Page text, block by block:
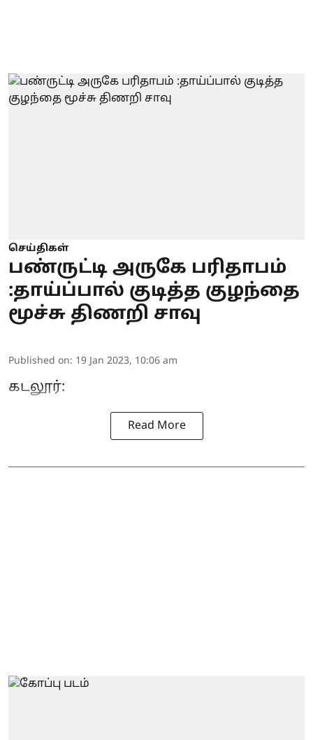
செய்திகள்
பண்ருட்டி அருகே பரிதாபம்
:தாய்ப்பால் குடித்த குழந்தை
மூச்சு திணறி சாவு
Published on: 19 Jan 2023, 10:06 am
கடலூர்:
Read More